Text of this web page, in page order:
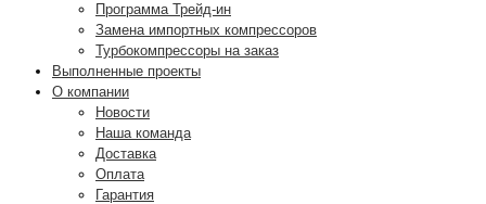
Программа Трейд-ин
Замена импортных компрессоров
Турбокомпрессоры на заказ
Выполненные проекты
О компании
Новости
Наша команда
Доставка
Оплата
Гарантия